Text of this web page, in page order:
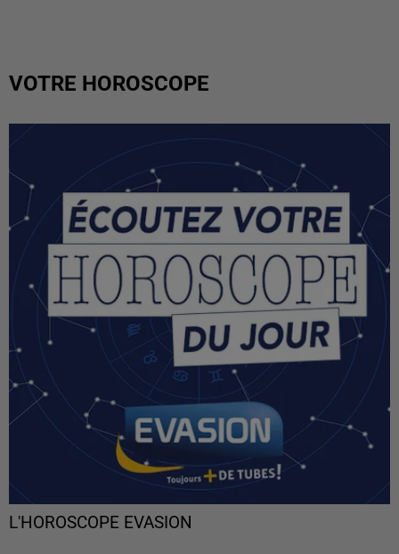
VOTRE HOROSCOPE
L'HOROSCOPE EVASION